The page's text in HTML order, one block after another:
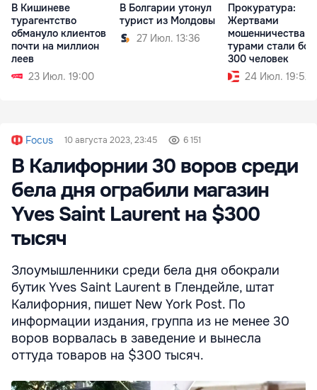
В Кишиневе
турагентство
обмануло клиентов
почти на миллион
леев
23 Июл. 19:00
В Болгарии утонул
турист из Молдовы
27 Июл. 13:36
Прокуратура:
Жертвами
мошенничества с
турами стали
300 человек
24 Июл. 19:52
Focus 10 августа 2023, 23:45 6 151
В Калифорнии 30 воров среди
бела дня ограбили магазин
Yves Saint Laurent на $300
тысяч
Злоумышленники среди бела дня обокрали
бутик Yves Saint Laurent в Глендейле, штат
Калифорния, пишет New York Post. По
информации издания, группа из не менее 30
воров ворвалась в заведение и вынесла
оттуда товаров на $300 тысяч.